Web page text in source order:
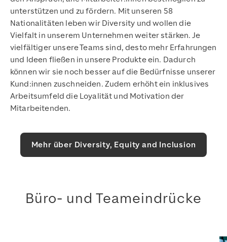
unterstützen und zu fördern. Mit unseren 58
Nationalitäten leben wir Diversity und wollen die
Vielfalt in unserem Unternehmen weiter stärken. Je
vielfältiger unsere Teams sind, desto mehr Erfahrungen
und Ideen fließen in unsere Produkte ein. Dadurch
können wir sie noch besser auf die Bedürfnisse unserer
Kund:innen zuschneiden. Zudem erhöht ein inklusives
Arbeitsumfeld die Loyalität und Motivation der
Mitarbeitenden.
Mehr über Diversity, Equity and Inclusion
Büro- und Teameindrücke